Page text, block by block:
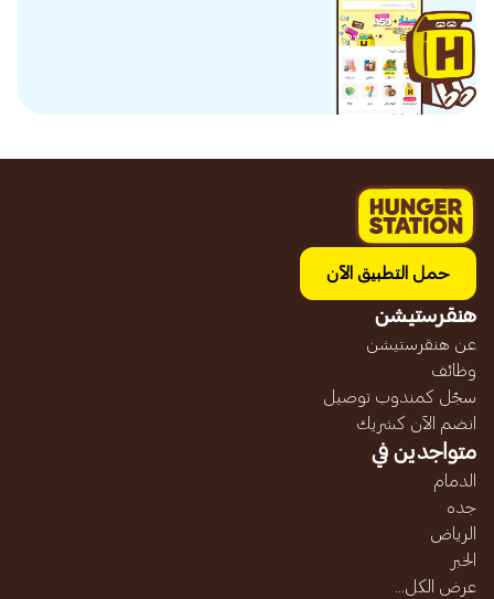
حمل التطبيق الآن
هنقرستيشن
عن هنقرستيشن
وظائف
سجّل كمندوب توصيل
انضم الآن كشريك
متواجدين في
الدمام
جده
الرياض
الخبر
عرض الكل...